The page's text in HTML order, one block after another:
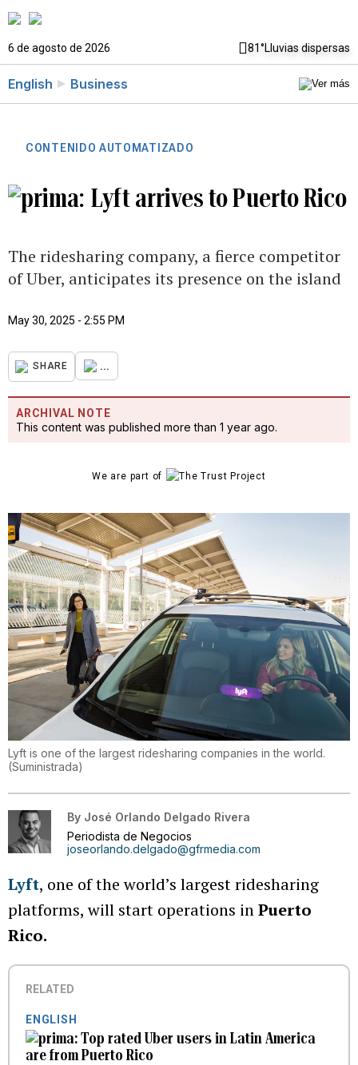
6 de agosto de 2026 81°Lluvias dispersas
English Business
CONTENIDO AUTOMATIZADO
Lyft arrives to Puerto Rico
The ridesharing company, a fierce competitor
of Uber, anticipates its presence on the island
May 30, 2025 - 2:55 PM
SHARE ...
ARCHIVAL NOTE
This content was published more than 1 year ago.
We are part of
Lyft is one of the largest ridesharing companies in the world.
(Suministrada)
By José Orlando Delgado Rivera
Periodista de Negocios
joseorlando.delgado@gfrmedia.com
Lyft, one of the world’s largest ridesharing
platforms, will start operations inPuerto
Rico.
RELATED
ENGLISH
Top rated Uber users in Latin America
are from Puerto Rico